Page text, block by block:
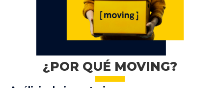
¿POR QUÉ MOVING?